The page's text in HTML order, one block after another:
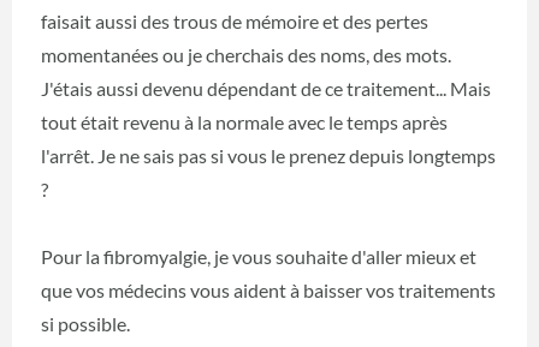
faisait aussi des trous de mémoire et des pertes
momentanées ou je cherchais des noms, des mots.
J'étais aussi devenu dépendant de ce traitement... Mais
tout était revenu à la normale avec le temps après
l'arrêt. Je ne sais pas si vous le prenez depuis longtemps
?
Pour la fibromyalgie, je vous souhaite d'aller mieux et
que vos médecins vous aident à baisser vos traitements
si possible.